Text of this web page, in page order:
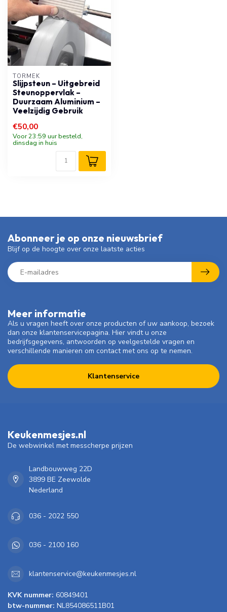
TORMEK
Slijpsteun – Uitgebreid
Steunoppervlak –
Duurzaam Aluminium –
Veelzijdig Gebruik
€50,00
Voor 23:59 uur besteld,
dinsdag in huis
Meer informatie
Als u vragen heeft over onze producten of uw aankoop, bezoek
dan onze klantenservicepagina. Hier vindt u onze
bedrijfsgegevens, antwoorden op veelgestelde vragen en
verschillende manieren om contact met ons op te nemen.
Klantenservice
Abonneer je op onze nieuwsbrief
Blijf op de hoogte over onze laatste acties
Keukenmesjes.nl
De webwinkel met messcherpe prijzen
Landbouwweg 22D
3899 BE Zeewolde
Nederland
036 - 2022 550
036 - 2100 160
klantenservice@keukenmesjes.nl
KVK nummer: 60849401
btw-nummer: NL854086511B01